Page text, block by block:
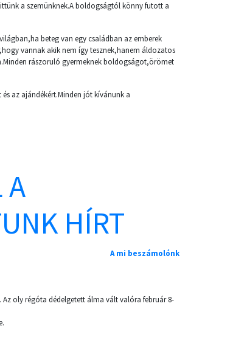
a szemünknek.A boldogságtól könny futott a
beteg van egy családban az emberek
vannak akik nem így tesznek,hanem áldozatos
rászoruló gyermeknek boldogságot,örömet
az ajándékért.Minden jót kívánunk a
A
HÍRT
A mi beszámolónk
oly régóta dédelgetett álma vált valóra február 8-